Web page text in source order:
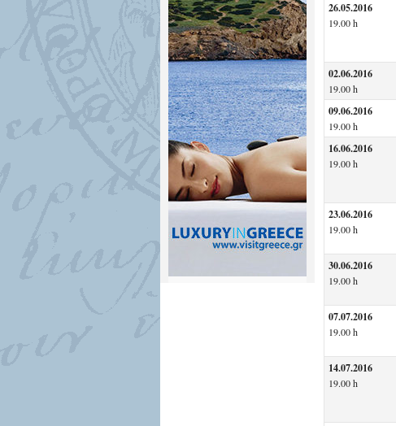
26.05.2016
19.00 h
02.06.2016
19.00 h
09.06.2016
19.00 h
16.06.2016
19.00 h
23.06.2016
19.00 h
30.06.2016
19.00 h
07.07.2016
19.00 h
14.07.2016
19.00 h